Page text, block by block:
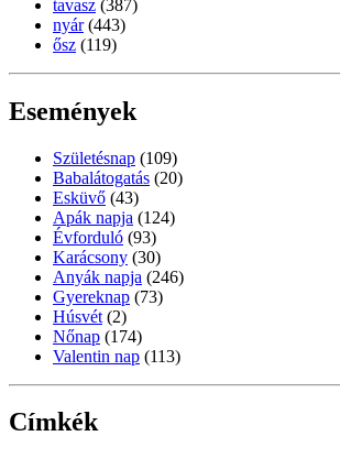
tavasz (387)
nyár (443)
ősz (119)
Események
Születésnap (109)
Babalátogatás (20)
Esküvő (43)
Apák napja (124)
Évforduló (93)
Karácsony (30)
Anyák napja (246)
Gyereknap (73)
Húsvét (2)
Nőnap (174)
Valentin nap (113)
Címkék